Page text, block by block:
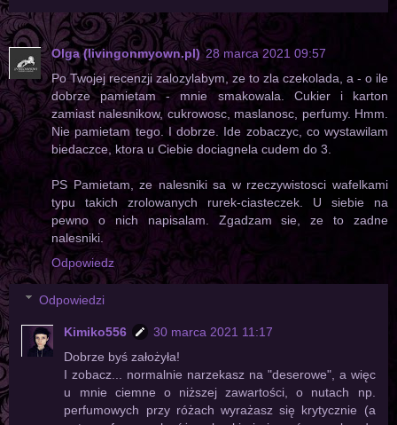
Olga (livingonmyown.pl) 28 marca 2021 09:57
Po Twojej recenzji zalozylabym, ze to zla czekolada, a - o ile
dobrze pamietam - mnie smakowala. Cukier i karton
zamiast nalesnikow, cukrowosc, maslanosc, perfumy. Hmm.
Nie pamietam tego. I dobrze. Ide zobaczyc, co wystawilam
biedaczce, ktora u Ciebie dociagnela cudem do 3.
PS Pamietam, ze nalesniki sa w rzeczywistosci wafelkami
typu takich zrolowanych rurek-ciasteczek. U siebie na
pewno o nich napisalam. Zgadzam sie, ze to zadne
nalesniki.
Odpowiedz
Odpowiedzi
Kimiko556
30 marca 2021 11:17
Dobrze byś założyła!
I zobacz... normalnie narzekasz na "deserowe", a więc
u mnie ciemne o niższej zawartości, o nutach np.
perfumowych przy różach wyrażasz się krytycznie (a